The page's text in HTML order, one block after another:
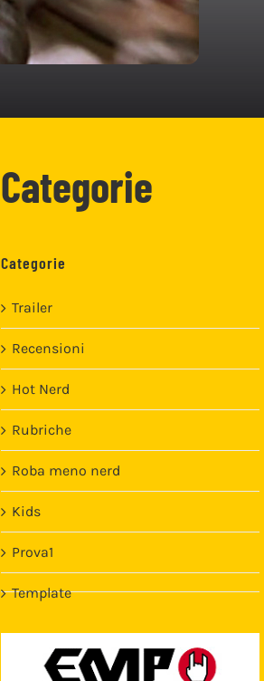
Categorie
Categorie
Trailer
Recensioni
Hot Nerd
Rubriche
Roba meno nerd
Kids
Prova1
Template